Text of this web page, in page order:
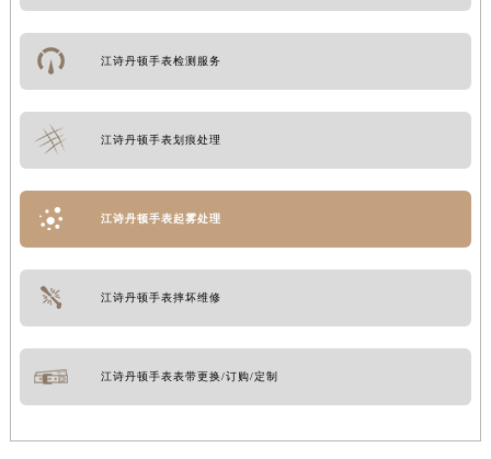
江诗丹顿手表检测服务
江诗丹顿手表划痕处理
江诗丹顿手表起雾处理
江诗丹顿手表摔坏维修
江诗丹顿手表表带更换/订购/定制